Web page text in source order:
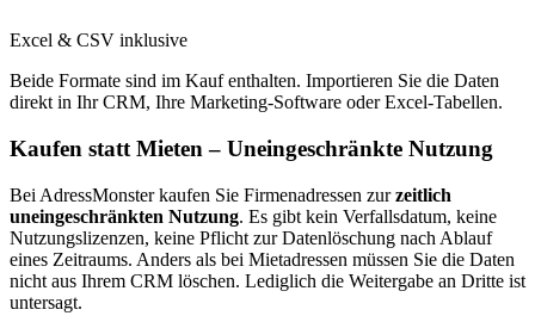
Excel & CSV inklusive
Beide Formate sind im Kauf enthalten. Importieren Sie die Daten
direkt in Ihr CRM, Ihre Marketing-Software oder Excel-Tabellen.
Kaufen statt Mieten – Uneingeschränkte Nutzung
Bei AdressMonster kaufen Sie Firmenadressen zur zeitlich
uneingeschränkten Nutzung. Es gibt kein Verfallsdatum, keine
Nutzungslizenzen, keine Pflicht zur Datenlöschung nach Ablauf
eines Zeitraums. Anders als bei Mietadressen müssen Sie die Daten
nicht aus Ihrem CRM löschen. Lediglich die Weitergabe an Dritte ist
untersagt.